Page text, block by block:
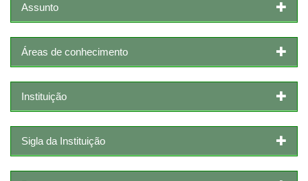
Assunto
Áreas de conhecimento
Instituição
Sigla da Instituição